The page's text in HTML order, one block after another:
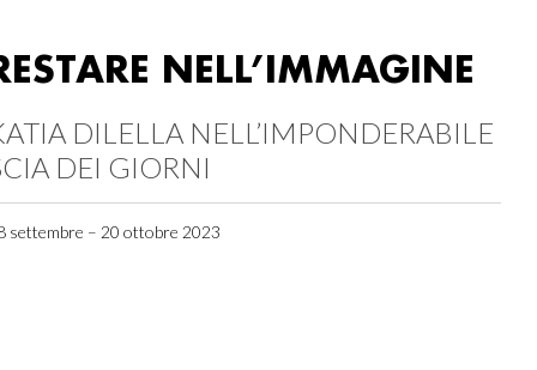
NELL’IMMAGINE
DILELLA NELL’IMPONDERABILE
DEI GIORNI
settembre – 20 ottobre 2023